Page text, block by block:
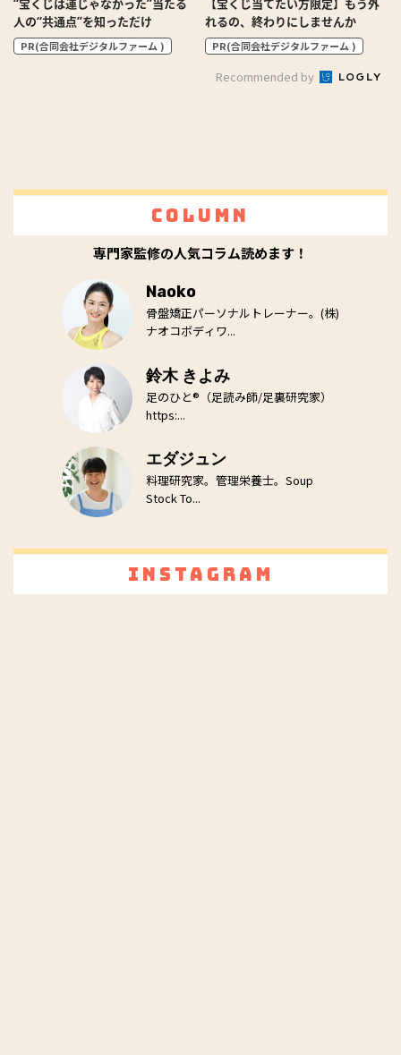
“宝くじは運じゃなかった”当たる
人の“共通点”を知っただけ
PR(合同会社デジタルファーム )
【宝くじ当てたい方限定】もう外
れるの、終わりにしませんか
PR(合同会社デジタルファーム )
Recommended by
Column
専門家監修の人気コラム読めます！
Naoko
骨盤矯正パーソナルトレーナー。(株)
ナオコボディワ...
鈴木 きよみ
足のひと®（足読み師/足裏研究家）
https:...
エダジュン
料理研究家。管理栄養士。Soup
Stock To...
Instagram